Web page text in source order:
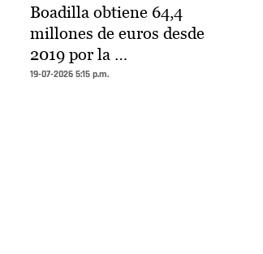
Boadilla obtiene 64,4
millones de euros desde
2019 por la …
19-07-2026 5:15 p.m.